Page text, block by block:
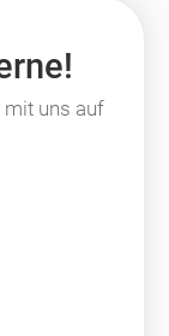
mit uns auf